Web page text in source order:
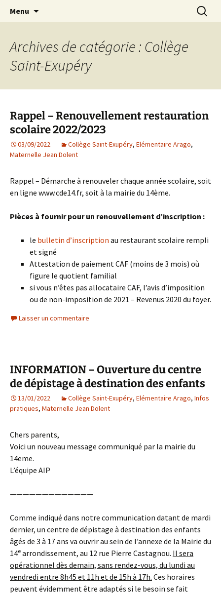
AIP Paris 14 – Association
Indépendante des Parents
d'élèves depuis 1981
Agit – s'Investit – Participe au service des
enfants du secteur scolaire Dolent-Arago-
Saint Exupéry
Menu
Archives de catégorie : Collège
Saint-Exupéry
Rappel – Renouvellement restauration
scolaire 2022/2023
03/09/2022 Collège Saint-Exupéry, Elémentaire Arago,
Maternelle Jean Dolent
Rappel – Démarche à renouveler chaque année scolaire, soit
en ligne www.cde14.fr, soit à la mairie du 14ème.
Pièces à fournir pour un renouvellement d’inscription :
le bulletin d’inscription au restaurant scolaire rempli
et signé
Attestation de paiement CAF (moins de 3 mois) où
figure le quotient familial
si vous n’êtes pas allocataire CAF, l’avis d’imposition
ou de non-imposition de 2021 – Revenus 2020 du foyer.
Laisser un commentaire
INFORMATION – Ouverture du centre
de dépistage à destination des enfants
13/01/2022 Collège Saint-Exupéry, Elémentaire Arago, Infos
pratiques, Maternelle Jean Dolent
Chers parents,
Voici un nouveau message communiqué par la mairie du
14eme.
L’équipe AIP
—————————————
Comme indiqué dans notre communication datant de mardi
dernier, un centre de dépistage à destination des enfants
âgés de 3 à 17 ans va ouvrir au sein de l’annexe de la Mairie du
14e arrondissement, au 12 rue Pierre Castagnou. Il sera
opérationnel dès demain, sans rendez-vous, du lundi au
vendredi entre 8h45 et 11h et de 15h à 17h. Ces horaires
peuvent évidemment être adaptés si le besoin se fait